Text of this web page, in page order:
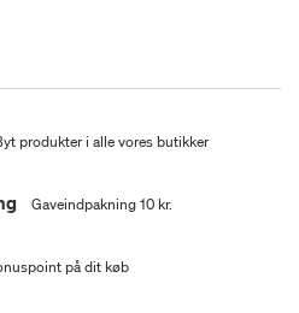
produkter i alle vores butikker
Gaveindpakning 10 kr.
på dit køb